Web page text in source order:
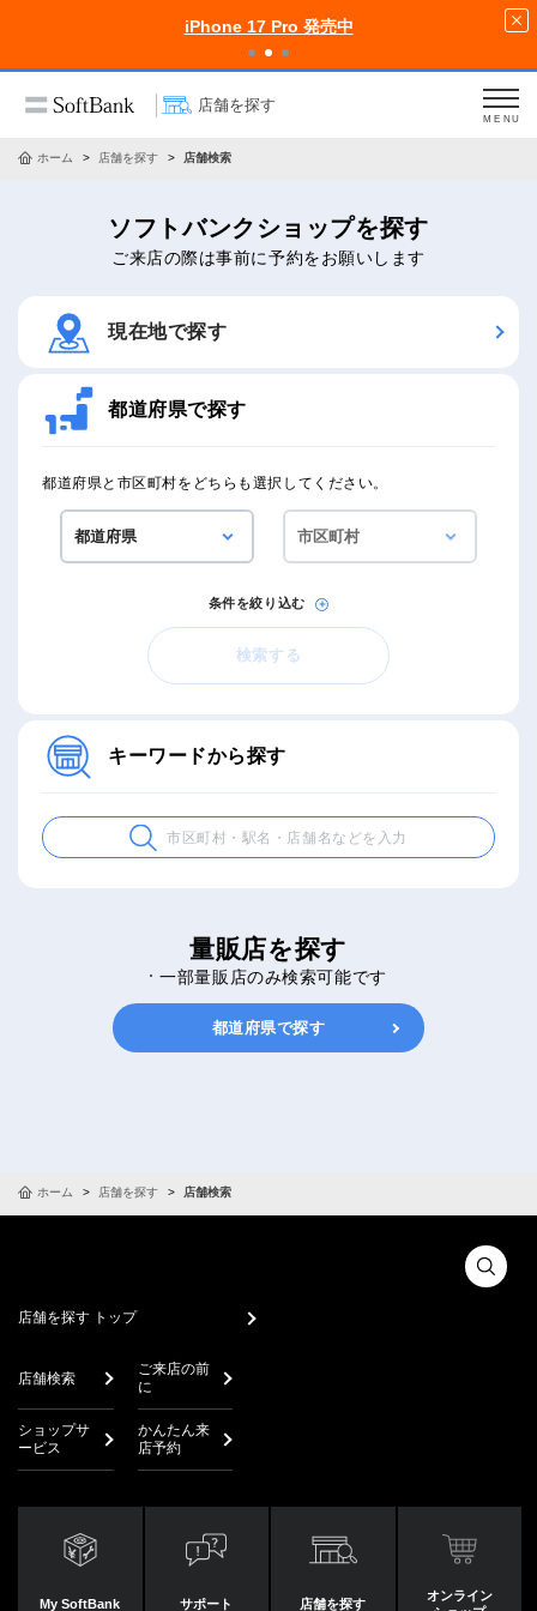
iPhone 17 Pro 発売中
店舗を探す
MENU
ホーム 店舗を探す 店舗検索
ソフトバンクショップを探す
ご来店の際は事前に予約をお願いします
現在地で探す
都道府県で探す
都道府県と市区町村をどちらも選択してください。
条件を絞り込む
検索する
キーワードから探す
量販店を探す
一部量販店のみ検索可能です
都道府県で探す
ホーム 店舗を探す 店舗検索
店舗を探す トップ
店舗検索
ご来店の前
に
ショップサ
ービス
かんたん来
店予約
My SoftBank サポート 店舗を探す
オンライン